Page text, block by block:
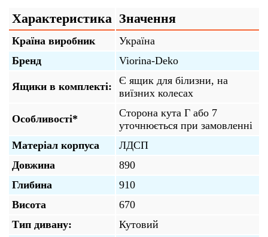
Характеристика Значення
Країна виробник
Україна
Бренд
Viorina-Deko
Ящики в комплекті:
Є ящик для білизни, на
виїзних колесах
Особливості*
Сторона кута Г або 7
уточнюється при замовленні
Матеріал корпуса
ЛДСП
Довжина
890
Глибина
910
Висота
670
Тип дивану:
Кутовий